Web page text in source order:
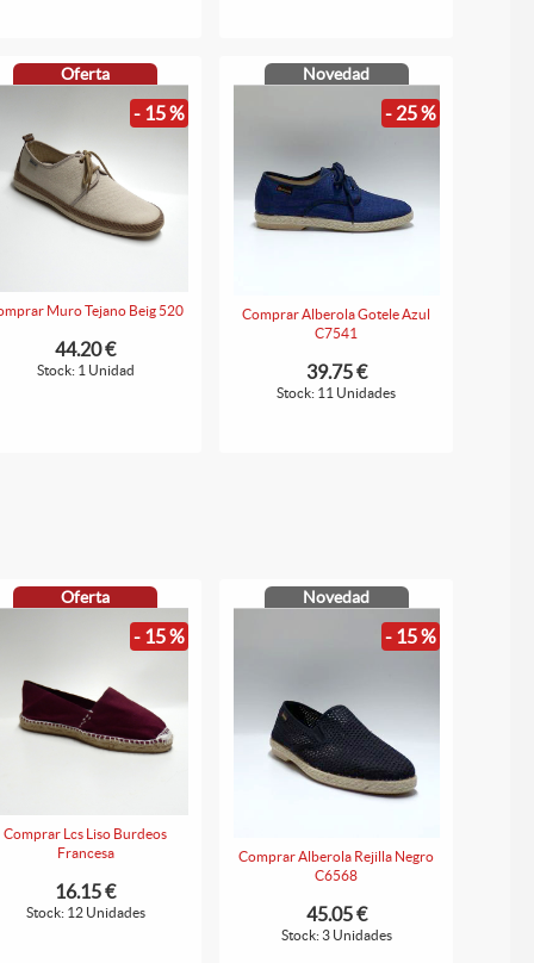
Oferta
- 15 %
Muro Tejano Beig 520
44.20 €
Stock: 1 Unidad
Novedad
- 25 %
Comprar Alberola Gotele Azul
C7541
39.75 €
Stock: 11 Unidades
Oferta
- 15 %
Comprar Lcs Liso Burdeos
Francesa
16.15 €
Stock: 12 Unidades
Novedad
- 15 %
Comprar Alberola Rejilla Negro
C6568
45.05 €
Stock: 3 Unidades